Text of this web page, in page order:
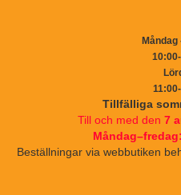
Måndag
Tillfälliga
Till och med den 7
Beställningar via webbutiken